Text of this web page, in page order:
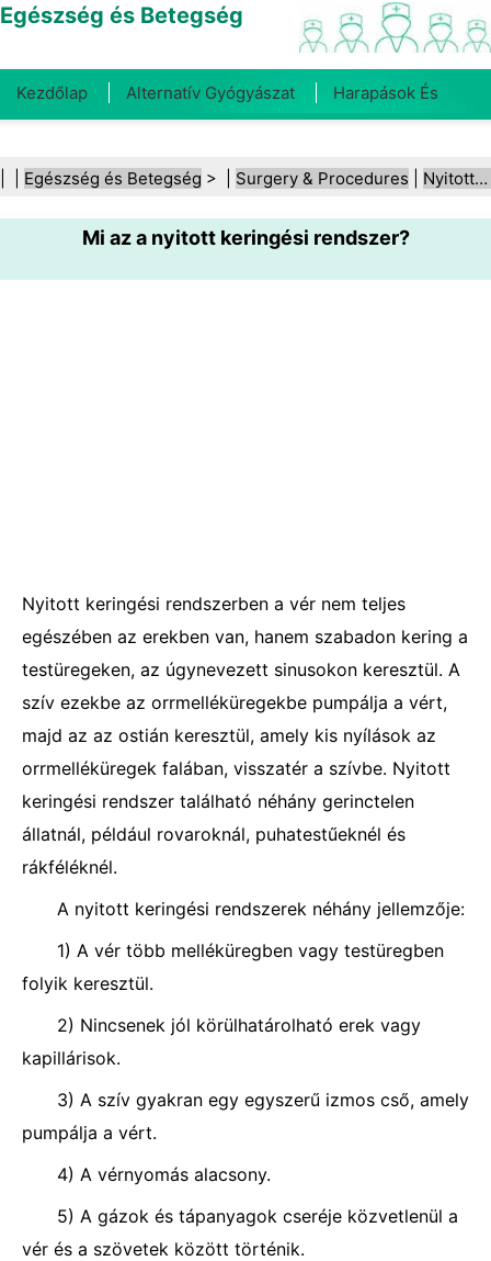
Egészség és Betegség
Kezdőlap Alternatív Gyógyászat Harapások És
Fogegészség Diéta És Táplálkozás Családi
Egészségügyi Ágazat Mentális Egészség
Közegészségügy És Biztonság Sebészet És
Egészség és Betegség > | Surgery & Procedures Nyitott szívműtét
Mi az a nyitott keringési rendszer?
Nyitott keringési rendszerben a vér nem teljes
egészében az erekben van, hanem szabadon kering a
testüregeken, az úgynevezett sinusokon keresztül. A
szív ezekbe az orrmelléküregekbe pumpálja a vért,
majd az az ostián keresztül, amely kis nyílások az
orrmelléküregek falában, visszatér a szívbe. Nyitott
keringési rendszer található néhány gerinctelen
állatnál, például rovaroknál, puhatestűeknél és
rákféléknél.
A nyitott keringési rendszerek néhány jellemzője:
1) A vér több melléküregben vagy testüregben
folyik keresztül.
2) Nincsenek jól körülhatárolható erek vagy
kapillárisok.
3) A szív gyakran egy egyszerű izmos cső, amely
pumpálja a vért.
4) A vérnyomás alacsony.
5) A gázok és tápanyagok cseréje közvetlenül a
vér és a szövetek között történik.